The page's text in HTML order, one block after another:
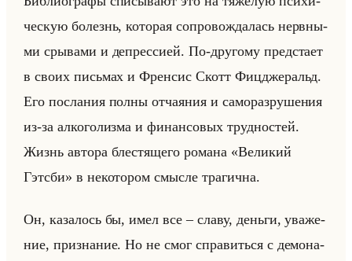
че­скую бо­лезнь, ко­то­рая со­про­вож­да­лась нерв­ны­
ми сры­ва­ми и де­прес­си­ей. По-дру­го­му пред­ста­ет
в своих письмах и Френ­сис Скотт Фиц­дже­ральд.
Его по­сла­ния полны от­ча­яния и са­мо­раз­ру­ше­ния
из-за ал­ко­го­лиз­ма и фи­нан­со­вых труд­но­стей.
Жизнь ав­то­ра бле­стя­ще­го ро­ма­на «Великий
Гэтсби» в неко­то­ром смыс­ле тра­гич­на.
Он, ка­за­лось бы, имел все – славу, деньги, ува­же­
ние, при­зна­ние. Но не смог спра­виться с де­мо­на­